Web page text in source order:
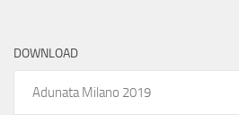
DOWNLOAD
Adunata Milano 2019